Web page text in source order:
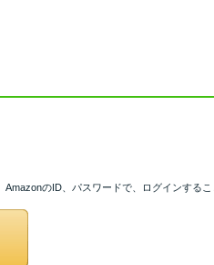
のID、パスワードで、ログインするこ